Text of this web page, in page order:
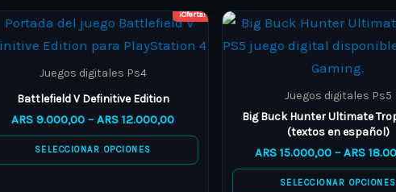
on
the
product
page
on
the
product
page
¡Oferta!
Juegos digitales Ps4
Battlefield V Definitive Edition
ARS 9.000,00 – ARS 12.000,00
Price
ARS 9.000,00
SELECCIONAR OPCIONES
This
product
has
variants.
The
options
Juegos digitales Ps5
Big Buck Hunter Ultimate
(textos en español)
ARS 15.000,00 – ARS
SELECCIONAR OPCIONES
This
product
has
multiple
variants.
The
options
may